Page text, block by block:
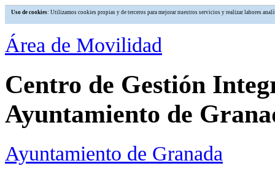
Uso de cookies: Utilizamos cookies propias y de terceros para mejorar nuestros servicios y realizar labores
Área de Movilidad
Centro de Gestión
Ayuntamiento de
Ayuntamiento de Granada